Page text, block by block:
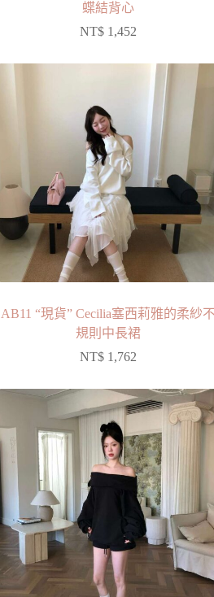
蝶結背心
NT$ 1,452
AB11 “現貨” Cecilia塞西莉雅的柔紗不
規則中長裙
NT$ 1,762